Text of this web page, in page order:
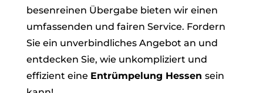
besenreinen Übergabe bieten wir einen
umfassenden und fairen Service. Fordern
Sie ein unverbindliches Angebot an und
entdecken Sie, wie unkompliziert und
effizient eine Entrümpelung Hessen sein